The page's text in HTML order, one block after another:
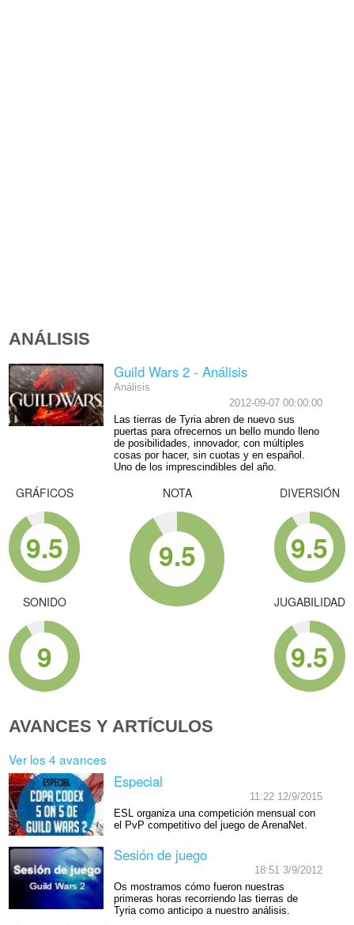
ANÁLISIS
Guild Wars 2 - Análisis
Análisis
2012-09-07 00:00:00
Las tierras de Tyria abren de nuevo sus
puertas para ofrecernos un bello mundo lleno
de posibilidades, innovador, con múltiples
cosas por hacer, sin cuotas y en español.
Uno de los imprescindibles del año.
GRÁFICOS
9.5
SONIDO
9
NOTA
9.5
DIVERSIÓN
9.5
JUGABILIDAD
9.5
AVANCES Y ARTÍCULOS
Ver los 4 avances
Especial
11:22 12/9/2015
ESL organiza una competición mensual con
el PvP competitivo del juego de ArenaNet.
Sesión de juego
18:51 3/9/2012
Os mostramos cómo fueron nuestras
primeras horas recorriendo las tierras de
Tyria como anticipo a nuestro análisis.